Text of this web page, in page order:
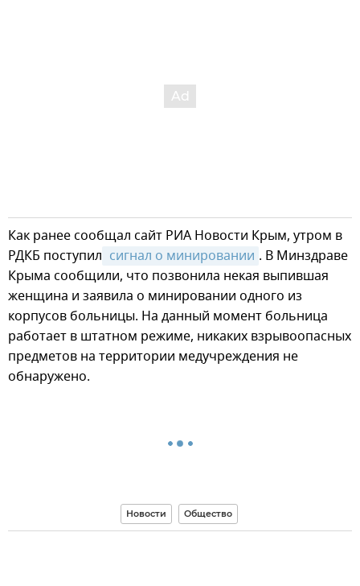
Как ранее сообщал сайт РИА Новости Крым, утром в
РДКБ поступил сигнал о минировании . В Минздраве
Крыма сообщили, что позвонила некая выпившая
женщина и заявила о минировании одного из
корпусов больницы. На данный момент больница
работает в штатном режиме, никаких взрывоопасных
предметов на территории медучреждения не
обнаружено.
Новости Общество